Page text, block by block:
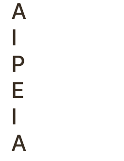
Α
Ι
Ρ
Ε
Ι
Α